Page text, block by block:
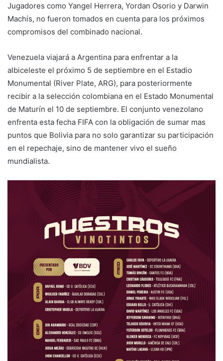
Jugadores como Yangel Herrera, Yordan Osorio y Darwin
Machís, no fueron tomados en cuenta para los próximos
compromisos del combinado nacional.
Venezuela viajará a Argentina para enfrentar a la
albiceleste el próximo 5 de septiembre en el Estadio
Monumental (River Plate, ARG), para posteriormente
recibir a la selección colombiana en el Estado Monumental
de Maturín el 10 de septiembre. El conjunto venezolano
enfrenta esta fecha FIFA con la obligación de sumar mas
puntos que Bolivia para no solo garantizar su participación
en el repechaje, sino de mantener vivo el sueño
mundialista.